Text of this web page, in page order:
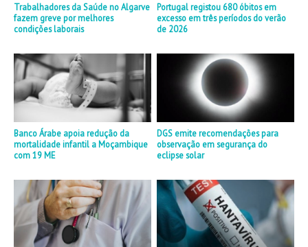
Trabalhadores da Saúde no Algarve
fazem greve por melhores
condições laborais
Portugal registou 680 óbitos em
excesso em três períodos do verão
de 2026
Banco Árabe apoia redução da
mortalidade infantil a Moçambique
com 19 ME
DGS emite recomendações para
observação em segurança do
eclipse solar